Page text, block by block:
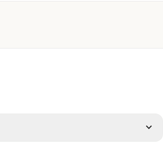
expand_more